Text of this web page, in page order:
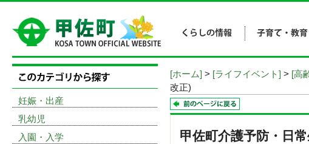
[ホーム] > [ライフイベント] > [高
改正)
甲佐町介護予防・日
妊娠・出産
乳幼児
入園・入学